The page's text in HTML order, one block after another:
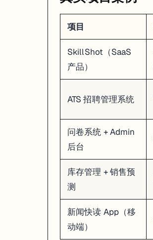
项目
SkillShot（SaaS
产品）
ATS 招聘管理系统
问卷系统 + Admin
后台
库存管理 + 销售预
测
新闻快读 App（移
动端）